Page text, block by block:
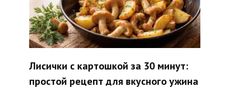
Лисички с картошкой за 30 минут:
простой рецепт для вкусного ужина